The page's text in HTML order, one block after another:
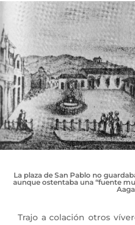
La plaza de San Pablo no
aunque ostentaba una “fuente
Trajo a colación otros